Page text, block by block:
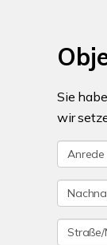
Sie
wir